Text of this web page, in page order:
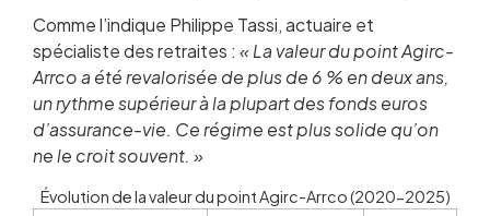
Comme l’indique Philippe Tassi, actuaire et
spécialiste des retraites : « La valeur du point Agirc-
Arrco a été revalorisée de plus de 6 % en deux ans,
un rythme supérieur à la plupart des fonds euros
d’assurance-vie. Ce régime est plus solide qu’on
ne le croit souvent. »
Évolution de la valeur du point Agirc-Arrco (2020-2025)